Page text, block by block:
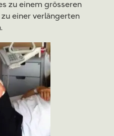
zu einem grösseren
einer verlängerten